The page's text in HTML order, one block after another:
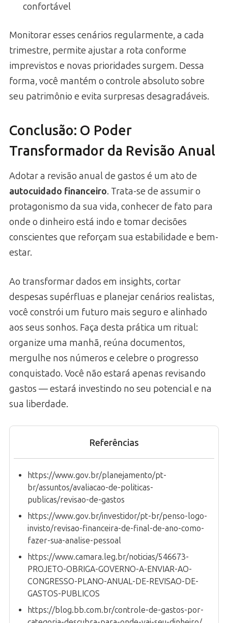
confortável
Monitorar esses cenários regularmente, a cada
trimestre, permite ajustar a rota conforme
imprevistos e novas prioridades surgem. Dessa
forma, você mantém o controle absoluto sobre
seu patrimônio e evita surpresas desagradáveis.
Conclusão: O Poder
Transformador da Revisão Anual
Adotar a revisão anual de gastos é um ato de
autocuidado financeiro. Trata-se de assumir o
protagonismo da sua vida, conhecer de fato para
onde o dinheiro está indo e tomar decisões
conscientes que reforçam sua estabilidade e bem-
estar.
Ao transformar dados em insights, cortar
despesas supérfluas e planejar cenários realistas,
você constrói um futuro mais seguro e alinhado
aos seus sonhos. Faça desta prática um ritual:
organize uma manhã, reúna documentos,
mergulhe nos números e celebre o progresso
conquistado. Você não estará apenas revisando
gastos — estará investindo no seu potencial e na
sua liberdade.
Referências
https://www.gov.br/planejamento/pt-
br/assuntos/avaliacao-de-politicas-
publicas/revisao-de-gastos
https://www.gov.br/investidor/pt-br/penso-logo-
invisto/revisao-financeira-de-final-de-ano-como-
fazer-sua-analise-pessoal
https://www.camara.leg.br/noticias/546673-
PROJETO-OBRIGA-GOVERNO-A-ENVIAR-AO-
CONGRESSO-PLANO-ANUAL-DE-REVISAO-DE-
GASTOS-PUBLICOS
https://blog.bb.com.br/controle-de-gastos-por-